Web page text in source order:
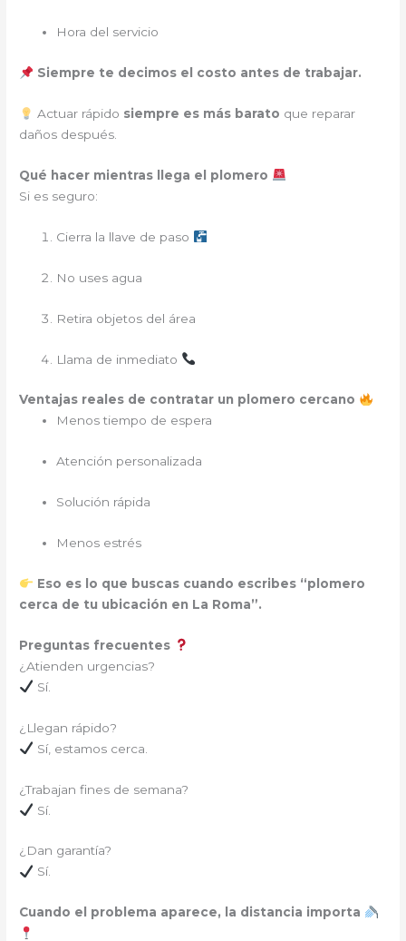
Hora del servicio
Siempre te decimos el costo antes de trabajar.
Actuar rápido siempre es más barato que reparar
daños después.
Qué hacer mientras llega el plomero
Si es seguro:
Cierra la llave de paso
No uses agua
Retira objetos del área
Llama de inmediato
Ventajas reales de contratar un plomero cercano
Menos tiempo de espera
Atención personalizada
Solución rápida
Menos estrés
Eso es lo que buscas cuando escribes “plomero
cerca de tu ubicación en La Roma”.
Preguntas frecuentes
¿Atienden urgencias?
Sí.
¿Llegan rápido?
Sí, estamos cerca.
¿Trabajan fines de semana?
Sí.
¿Dan garantía?
Sí.
Cuando el problema aparece, la distancia importa